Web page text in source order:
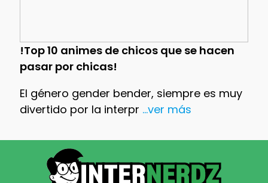
!Top 10 animes de chicos que se hacen
pasar por chicas!
El género gender bender, siempre es muy
divertido por la interpr ...ver más